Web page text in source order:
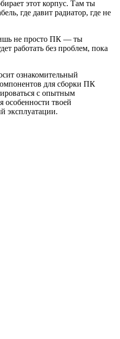
этот корпус. Там ты
где давит радиатор, где не
не просто ПК — ты
работать без проблем, пока
ознакомительный
для сборки ПК
с опытным
особенности твоей
эксплуатации.